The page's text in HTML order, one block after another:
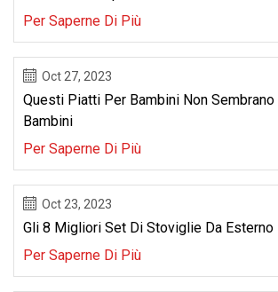
Per Saperne Di Più
Oct 27, 2023
Questi Piatti Per Bambini Non
Bambini
Per Saperne Di Più
Oct 23, 2023
Gli 8 Migliori Set Di Stoviglie Da Esterno
Per Saperne Di Più